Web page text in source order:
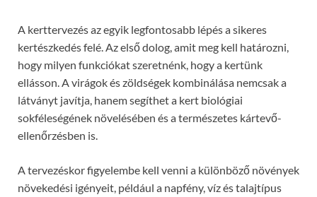
A kerttervezés az egyik legfontosabb lépés a sikeres
kertészkedés felé. Az első dolog, amit meg kell határozni,
hogy milyen funkciókat szeretnénk, hogy a kertünk
ellásson. A virágok és zöldségek kombinálása nemcsak a
látványt javítja, hanem segíthet a kert biológiai
sokféleségének növelésében és a természetes kártevő-
ellenőrzésben is.
A tervezéskor figyelembe kell venni a különböző növények
növekedési igényeit, például a napfény, víz és talajtípus